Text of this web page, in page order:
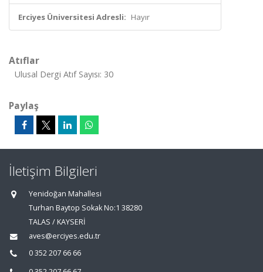
Erciyes Üniversitesi Adresli: Hayır
Atıflar
Ulusal Dergi Atıf Sayısı: 30
Paylaş
İletişim Bilgileri
Yenidoğan Mahallesi
Turhan Baytop Sokak No:1 38280
TALAS / KAYSERİ
aves@erciyes.edu.tr
0 352 207 66 66